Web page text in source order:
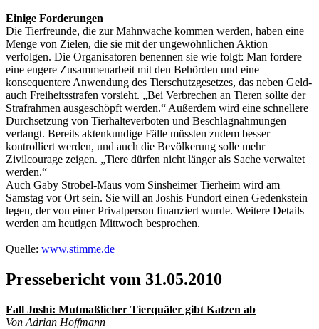
Einige Forderungen
Die Tierfreunde, die zur Mahnwache kommen werden, haben eine
Menge von Zielen, die sie mit der ungewöhnlichen Aktion
verfolgen. Die Organisatoren benennen sie wie folgt: Man fordere
eine engere Zusammenarbeit mit den Behörden und eine
konsequentere Anwendung des Tierschutzgesetzes, das neben Geld-
auch Freiheitsstrafen vorsieht. „Bei Verbrechen an Tieren sollte der
Strafrahmen ausgeschöpft werden.“ Außerdem wird eine schnellere
Durchsetzung von Tierhalteverboten und Beschlagnahmungen
verlangt. Bereits aktenkundige Fälle müssten zudem besser
kontrolliert werden, und auch die Bevölkerung solle mehr
Zivilcourage zeigen. „Tiere dürfen nicht länger als Sache verwaltet
werden.“
Auch Gaby Strobel-Maus vom Sinsheimer Tierheim wird am
Samstag vor Ort sein. Sie will an Joshis Fundort einen Gedenkstein
legen, der von einer Privatperson finanziert wurde. Weitere Details
werden am heutigen Mittwoch besprochen.
Quelle: www.stimme.de
Pressebericht vom 31.05.2010
Fall Joshi: Mutmaßlicher Tierquäler gibt Katzen ab
Von Adrian Hoffmann